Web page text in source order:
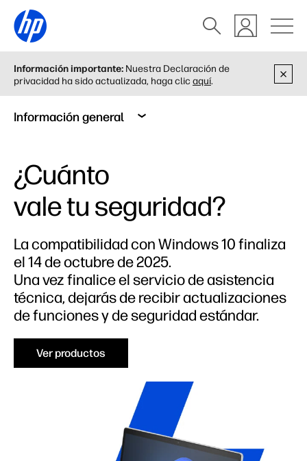
Información importante: Nuestra Declaración de
privacidad ha sido actualizada, haga clic aquí.
Información general
¿Cuánto
vale tu seguridad?
La compatibilidad con Windows 10 finaliza
el 14 de octubre de 2025.
Una vez finalice el servicio de asistencia
técnica, dejarás de recibir actualizaciones
de funciones y de seguridad estándar.
Ver productos